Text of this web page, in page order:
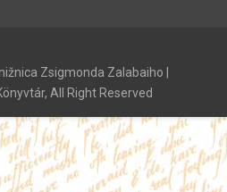
Zsigmonda Zalabaiho |
All Right Reserved